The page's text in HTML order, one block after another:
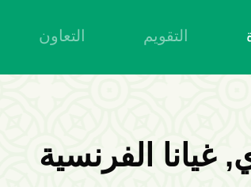
التقويم التعاون
غيانا الفرنسية